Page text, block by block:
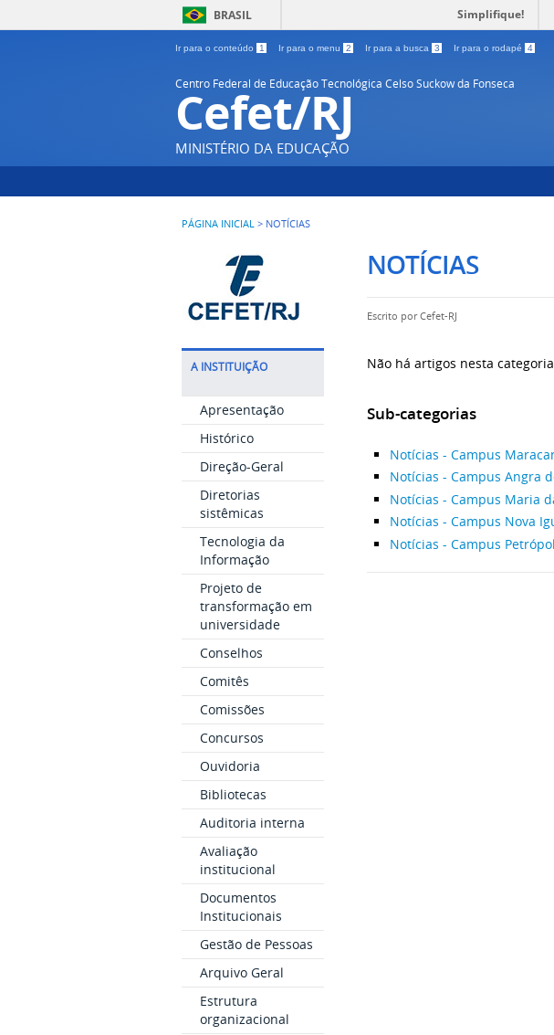
BRASIL Simplifique!
Ir para o conteúdo 1 Ir para o menu 2 Ir para a busca 3 Ir para o rodapé 4
Centro Federal de Educação Tecnológica Celso Suckow da Fonseca
Cefet/RJ
MINISTÉRIO DA EDUCAÇÃO
PÁGINA INICIAL > NOTÍCIAS
A INSTITUIÇÃO
Apresentação
Histórico
Direção-Geral
Diretorias
sistêmicas
Tecnologia da
Informação
Projeto de
transformação em
universidade
Conselhos
Comitês
Comissões
Concursos
Ouvidoria
Bibliotecas
Auditoria interna
Avaliação
institucional
Documentos
Institucionais
Gestão de Pessoas
Arquivo Geral
Estrutura
organizacional
NOTÍCIAS
Escrito porCefet-RJ
Não há artigos nesta
Sub-categorias
Notícias - Campus
Notícias - Campus Angra
Notícias - Campus Maria
Notícias - Campus Nova
Notícias - Campus